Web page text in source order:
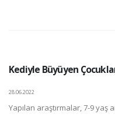
Kediyle Büyüyen
28.06.2022
Yapılan araştırmalar, 7-9